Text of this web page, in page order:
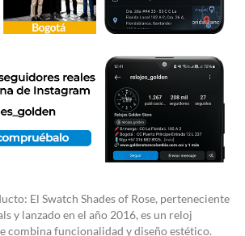
El Swatch Shades of Rose, perteneciente
y lanzado en el año 2016, es un reloj
combina funcionalidad y diseño estético.